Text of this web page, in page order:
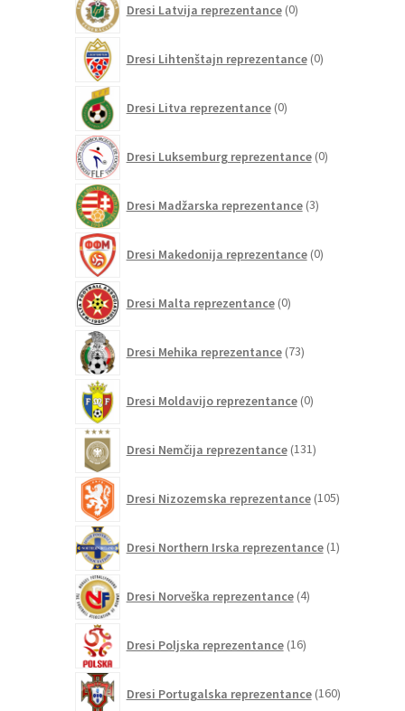
Dresi Latvija reprezentance 0izdelkov
Dresi Lihtenštajn reprezentance 0izdelkov
Dresi Litva reprezentance 0izdelkov
Dresi Luksemburg reprezentance 0izdelkov
Dresi Madžarska reprezentance 3izdelki
Dresi Makedonija reprezentance 0izdelkov
Dresi Malta reprezentance 0izdelkov
Dresi Mehika reprezentance 73izdelkov
Dresi Moldavijo reprezentance 0izdelkov
Dresi Nemčija reprezentance 131izdelkov
Dresi Nizozemska reprezentance 105izdelkov
Dresi Northern Irska reprezentance 1izdelek
Dresi Norveška reprezentance 4izdelki
Dresi Poljska reprezentance 16izdelkov
Dresi Portugalska reprezentance 160izdelkov